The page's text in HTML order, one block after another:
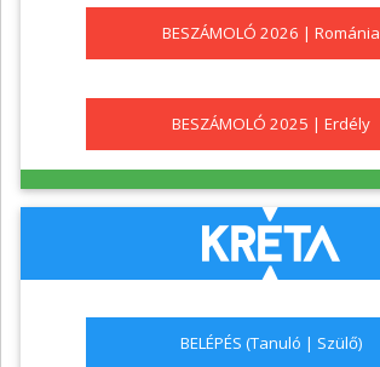
BESZÁMOLÓ 2026 | Románia
BESZÁMOLÓ 2025 | Erdély
BELÉPÉS (Tanuló | Szülő)